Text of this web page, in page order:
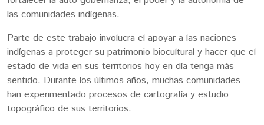
las comunidades indígenas.
Parte de este trabajo involucra el apoyar a las naciones
indígenas a proteger su patrimonio biocultural y hacer que el
estado de vida en sus territorios hoy en día tenga más
sentido. Durante los últimos años, muchas comunidades
han experimentado procesos de cartografía y estudio
topográfico de sus territorios.